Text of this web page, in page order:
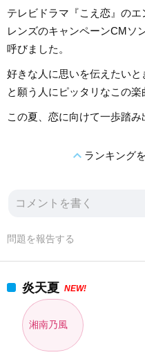
テレビドラマ『こえ恋』の
レンズのキャンペーンCMソ
呼びました。
好きな人に思いを伝えたい
と願う人にピッタリなこの楽
この夏、恋に向けて一歩踏
expand_lessランキング
問題を報告する
炎天夏 NEW!
湘南乃風